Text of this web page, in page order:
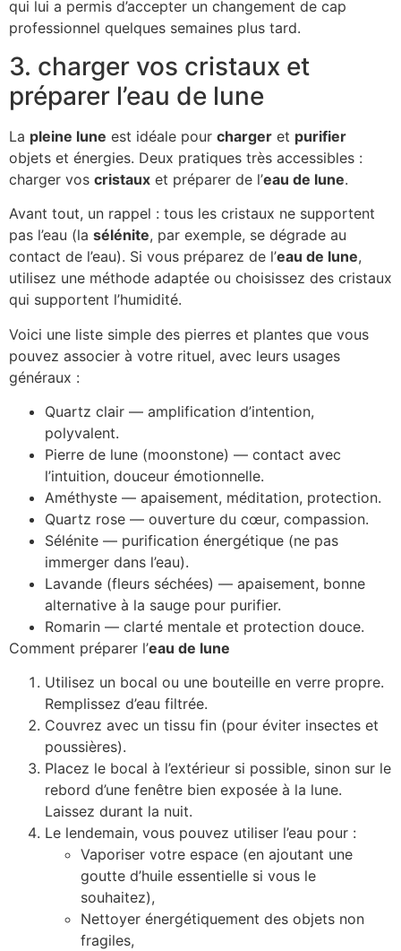
qui lui a permis d’accepter un changement de cap
professionnel quelques semaines plus tard.
3. charger vos cristaux et
préparer l’eau de lune
La pleine lune est idéale pour charger et purifier
objets et énergies. Deux pratiques très accessibles :
charger vos cristaux et préparer de l’eau de lune.
Avant tout, un rappel : tous les cristaux ne supportent
pas l’eau (la sélénite, par exemple, se dégrade au
contact de l’eau). Si vous préparez de l’eau de lune,
utilisez une méthode adaptée ou choisissez des cristaux
qui supportent l’humidité.
Voici une liste simple des pierres et plantes que vous
pouvez associer à votre rituel, avec leurs usages
généraux :
Quartz clair — amplification d’intention,
polyvalent.
Pierre de lune (moonstone) — contact avec
l’intuition, douceur émotionnelle.
Améthyste — apaisement, méditation, protection.
Quartz rose — ouverture du cœur, compassion.
Sélénite — purification énergétique (ne pas
immerger dans l’eau).
Lavande (fleurs séchées) — apaisement, bonne
alternative à la sauge pour purifier.
Romarin — clarté mentale et protection douce.
Comment préparer l’eau de lune
Utilisez un bocal ou une bouteille en verre propre.
Remplissez d’eau filtrée.
Couvrez avec un tissu fin (pour éviter insectes et
poussières).
Placez le bocal à l’extérieur si possible, sinon sur le
rebord d’une fenêtre bien exposée à la lune.
Laissez durant la nuit.
Le lendemain, vous pouvez utiliser l’eau pour :
Vaporiser votre espace (en ajoutant une
goutte d’huile essentielle si vous le
souhaitez),
Nettoyer énergétiquement des objets non
fragiles,